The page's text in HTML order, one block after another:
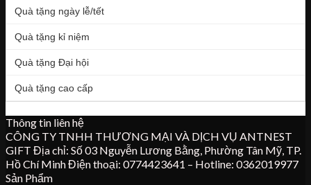
Quà tặng ngày lễ/tết
Quà tặng kỉ niệm
Quà tặng Đại hội
Quà tặng cao cấp
Thông tin liên hệ
CÔNG TY TNHH THƯƠNG MẠI VÀ DỊCH VỤ ANTNEST
GIFT Địa chỉ: Số 03 Nguyễn Lương Bằng, Phường Tân Mỹ, TP.
Hồ Chí Minh Điện thoại: 0774423641 – Hotline: 0362019977
Sản Phẩm